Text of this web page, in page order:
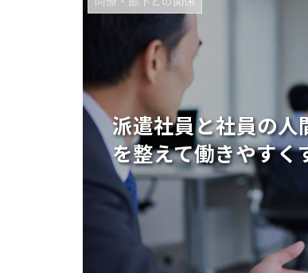
派遣社員と社員の人
を整えて働きやすく